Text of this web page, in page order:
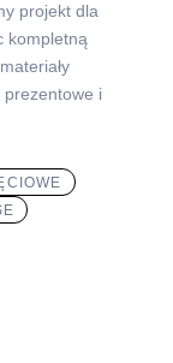
projekt dla
kompletną
i